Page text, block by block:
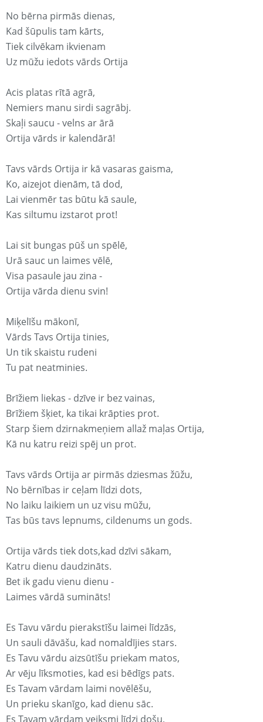
No bērna pirmās dienas,
Kad šūpulis tam kārts,
Tiek cilvēkam ikvienam
Uz mūžu iedots vārds Ortija
Acis platas rītā agrā,
Nemiers manu sirdi sagrābj.
Skaļi saucu - velns ar ārā
Ortija vārds ir kalendārā!
Tavs vārds Ortija ir kā vasaras gaisma,
Ko, aizejot dienām, tā dod,
Lai vienmēr tas būtu kā saule,
Kas siltumu izstarot prot!
Lai sit bungas pūš un spēlē,
Urā sauc un laimes vēlē,
Visa pasaule jau zina -
Ortija vārda dienu svin!
Miķelīšu mākonī,
Vārds Tavs Ortija tinies,
Un tik skaistu rudeni
Tu pat neatminies.
Brīžiem liekas - dzīve ir bez vainas,
Brīžiem šķiet, ka tikai krāpties prot.
Starp šiem dzirnakmeņiem allaž maļas Ortija,
Kā nu katru reizi spēj un prot.
Tavs vārds Ortija ar pirmās dziesmas žūžu,
No bērnības ir ceļam līdzi dots,
No laiku laikiem un uz visu mūžu,
Tas būs tavs lepnums, cildenums un gods.
Ortija vārds tiek dots,kad dzīvi sākam,
Katru dienu daudzināts.
Bet ik gadu vienu dienu -
Laimes vārdā sumināts!
Es Tavu vārdu pierakstīšu laimei līdzās,
Un sauli dāvāšu, kad nomaldījies stars.
Es Tavu vārdu aizsūtīšu priekam matos,
Ar vēju līksmoties, kad esi bēdīgs pats.
Es Tavam vārdam laimi novēlēšu,
Un prieku skanīgo, kad dienu sāc.
Es Tavam vārdam veiksmi līdzi došu,